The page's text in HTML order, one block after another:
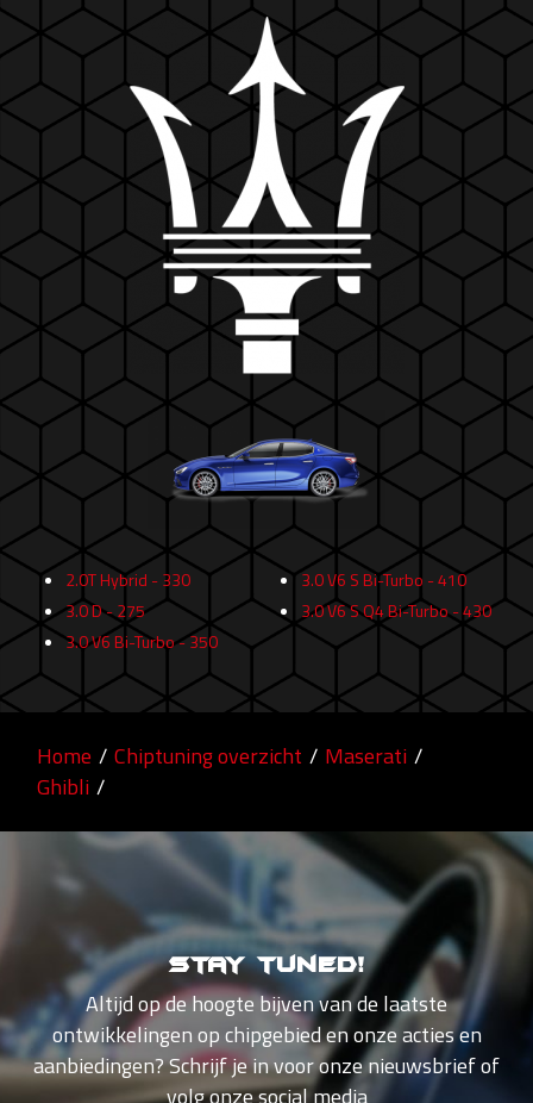
2.0T Hybrid - 330
3.0 D - 275
3.0 V6 Bi-Turbo - 350
3.0 V6 S Bi-Turbo - 410
3.0 V6 S Q4 Bi-Turbo - 430
Home / Chiptuning overzicht / Maserati /
Ghibli /
Stay tuned!
Altijd op de hoogte bijven van de laatste
ontwikkelingen op chipgebied en onze acties en
aanbiedingen? Schrijf je in voor onze nieuwsbrief of
volg onze social media